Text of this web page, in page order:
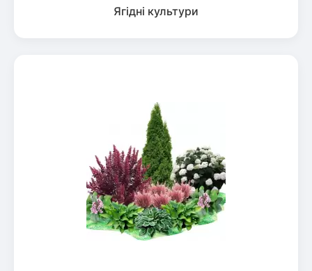
Ягідні культури